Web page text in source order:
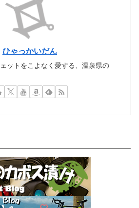
ひゃっかいだん
ットをこよなく愛する、温泉県の